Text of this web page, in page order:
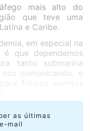
mais alto do
que teve uma
e Caribe.
em especial na
é que dependemos
tanto submarina
comunicando, e
as últimas
mail